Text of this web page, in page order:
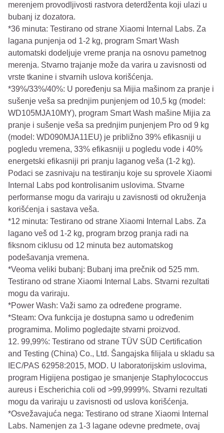
merenjem provodljivosti rastvora deterdženta koji ulazi u
bubanj iz dozatora.
*36 minuta: Testirano od strane Xiaomi Internal Labs. Za
lagana punjenja od 1-2 kg, program Smart Wash
automatski dodeljuje vreme pranja na osnovu pametnog
merenja. Stvarno trajanje može da varira u zavisnosti od
vrste tkanine i stvarnih uslova korišćenja.
*39%/33%/40%: U poređenju sa Mijia mašinom za pranje i
sušenje veša sa prednjim punjenjem od 10,5 kg (model:
WD105MJA10MY), program Smart Wash mašine Mijia za
pranje i sušenje veša sa prednjim punjenjem Pro od 9 kg
(model: WD090MJA11EU) je približno 39% efikasniji u
pogledu vremena, 33% efikasniji u pogledu vode i 40%
energetski efikasniji pri pranju laganog veša (1-2 kg).
Podaci se zasnivaju na testiranju koje su sprovele Xiaomi
Internal Labs pod kontrolisanim uslovima. Stvarne
performanse mogu da variraju u zavisnosti od okruženja
korišćenja i sastava veša.
*12 minuta: Testirano od strane Xiaomi Internal Labs. Za
lagano veš od 1-2 kg, program brzog pranja radi na
fiksnom ciklusu od 12 minuta bez automatskog
podešavanja vremena.
*Veoma veliki bubanj: Bubanj ima prečnik od 525 mm.
Testirano od strane Xiaomi Internal Labs. Stvarni rezultati
mogu da variraju.
*Power Wash: Važi samo za određene programe.
*Steam: Ova funkcija je dostupna samo u određenim
programima. Molimo pogledajte stvarni proizvod.
12. 99,99%: Testirano od strane TÜV SÜD Certification
and Testing (China) Co., Ltd. Šangajska filijala u skladu sa
IEC/PAS 62958:2015, MOD. U laboratorijskim uslovima,
program Higijena postigao je smanjenje Staphylococcus
aureus i Escherichia coli od >99,9999%. Stvarni rezultati
mogu da variraju u zavisnosti od uslova korišćenja.
*Osvežavajuća nega: Testirano od strane Xiaomi Internal
Labs. Namenjen za 1-3 lagane odevne predmete, ovaj